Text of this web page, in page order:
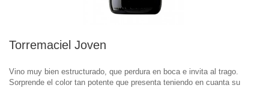
Torremaciel Joven
Vino muy bien estructurado, que perdura en boca e invita al trago.
Sorprende el color tan potente que presenta teniendo en cuanta su